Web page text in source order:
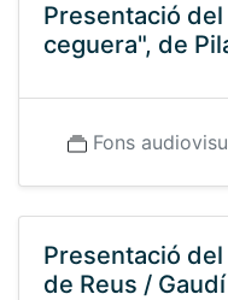
Presentació
ceguera", de
Fons
Presentació
de Reus /